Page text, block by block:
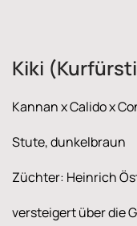
Kiki
Kannan x Calido x
Stute, dunkelbraun
Züchter: Heinrich
versteigert über die